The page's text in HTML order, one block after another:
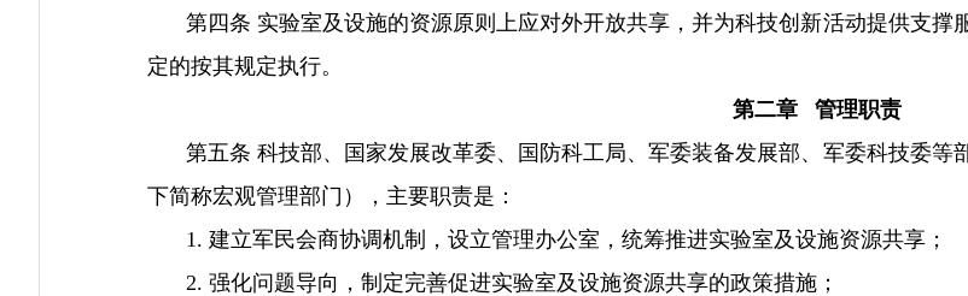
第四条 实验室及设施的资源原则上应对外开放共享，并为科技创新活动提供支撑
定的按其规定执行。
第二章 管理职责
第五条 科技部、国家发展改革委、国防科工局、军委装备发展部、军委科技委等
下简称宏观管理部门），主要职责是：
1. 建立军民会商协调机制，设立管理办公室，统筹推进实验室及设施资源共享；
2. 强化问题导向，制定完善促进实验室及设施资源共享的政策措施；